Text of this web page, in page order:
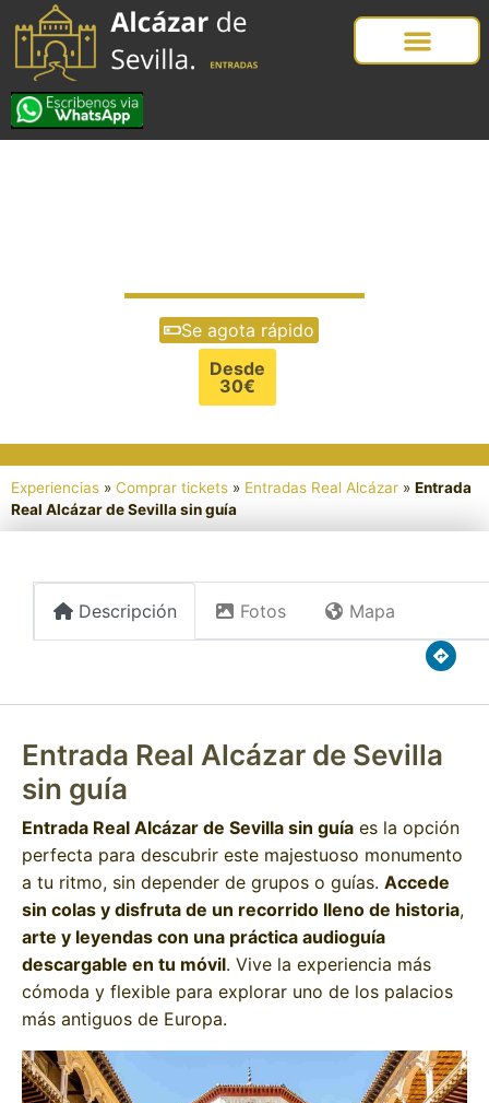
Se agota rápido
Desde
30€
Experiencias » Comprar tickets » Entradas Real Alcázar » Entrada
Real Alcázar de Sevilla sin guía
Descripción Fotos Mapa
Entrada Real Alcázar de Sevilla
sin guía
Entrada Real Alcázar de Sevilla sin guía es la opción
perfecta para descubrir este majestuoso monumento
a tu ritmo, sin depender de grupos o guías. Accede
sin colas y disfruta de un recorrido lleno de historia,
arte y leyendas con una práctica audioguía
descargable en tu móvil. Vive la experiencia más
cómoda y flexible para explorar uno de los palacios
más antiguos de Europa.